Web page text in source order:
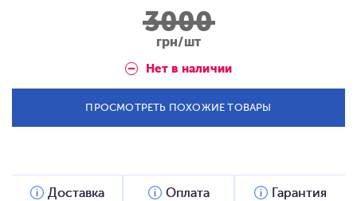
3000
грн/шт
Нет в наличии
ПРОСМОТРЕТЬ ПОХОЖИЕ ТОВАРЫ
Доставка Оплата Гарантия